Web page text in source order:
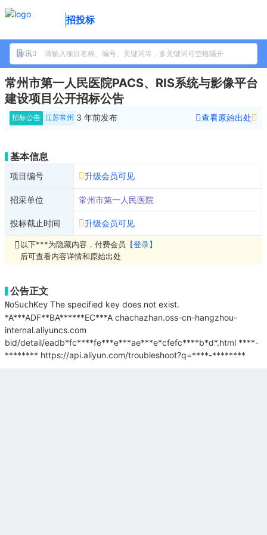
招投标
标讯
常州市第一人民医院PACS、RIS系统与影像平台
建设项目公开招标公告
招标公告 江苏常州 3 年前发布 查看原始出处
基本信息
项目编号 升级会员可见
招采单位 常州市第一人民医院
投标截止时间 升级会员可见
以下***为隐藏内容，付费会员 【登录】
后可查看内容详情和原始出处
公告正文
NoSuchKey The specified key does not exist.
*A***ADF**BA******EC***A chachazhan.oss-cn-hangzhou-
internal.aliyuncs.com
bid/detail/eadb*fc****fe***e***ae***e*cfefc****b*d*.html ****-
******** https://api.aliyun.com/troubleshoot?q=****-********